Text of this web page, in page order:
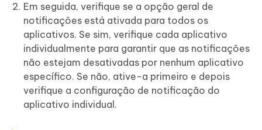
Em seguida, verifique se a opção geral de
notificações está ativada para todos os
aplicativos. Se sim, verifique cada aplicativo
individualmente para garantir que as notificações
não estejam desativadas por nenhum aplicativo
específico. Se não, ative-a primeiro e depois
verifique a configuração de notificação do
aplicativo individual.